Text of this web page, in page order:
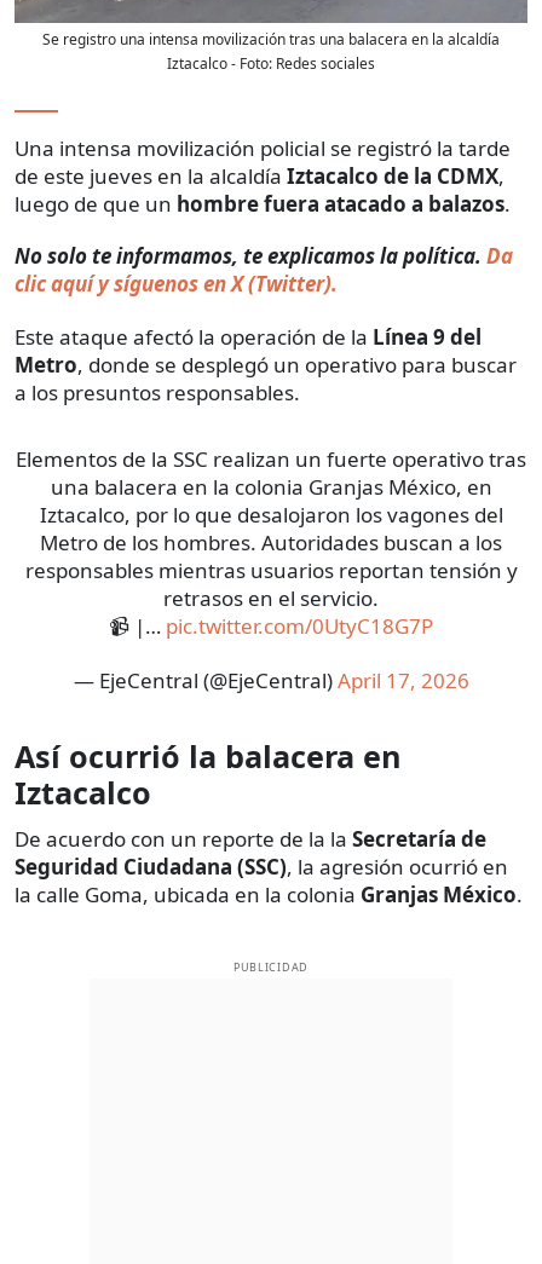
Se registro una intensa movilización tras una balacera en la alcaldía
Iztacalco- Foto: Redes sociales
Una intensa movilización policial se registró la tarde
de este jueves en la alcaldía Iztacalco de la CDMX,
luego de que un hombre fuera atacado a balazos.
No solo te informamos, te explicamos la política. Da
clic aquí y síguenos en X (Twitter).
Este ataque afectó la operación de la Línea 9 del
Metro, donde se desplegó un operativo para buscar
a los presuntos responsables.
Elementos de la SSC realizan un fuerte operativo tras
una balacera en la colonia Granjas México, en
Iztacalco, por lo que desalojaron los vagones del
Metro de los hombres. Autoridades buscan a los
responsables mientras usuarios reportan tensión y
retrasos en el servicio.
📹 |… pic.twitter.com/0UtyC18G7P
— EjeCentral (@EjeCentral)April 17, 2026
Así ocurrió la balacera en
Iztacalco
De acuerdo con un reporte de la la Secretaría de
Seguridad Ciudadana (SSC), la agresión ocurrió en
la calle Goma, ubicada en la colonia Granjas México.
PUBLICIDAD